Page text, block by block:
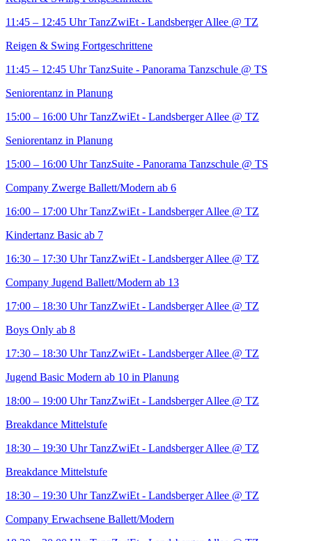
11:45 – 12:45 Uhr TanzZwiEt - Landsberger Allee @ TZ
Reigen & Swing Fortgeschrittene
11:45 – 12:45 Uhr TanzSuite - Panorama Tanzschule @ TS
Seniorentanz in Planung
15:00 – 16:00 Uhr TanzZwiEt - Landsberger Allee @ TZ
Seniorentanz in Planung
15:00 – 16:00 Uhr TanzSuite - Panorama Tanzschule @ TS
Company Zwerge Ballett/Modern ab 6
16:00 – 17:00 Uhr TanzZwiEt - Landsberger Allee @ TZ
Kindertanz Basic ab 7
16:30 – 17:30 Uhr TanzZwiEt - Landsberger Allee @ TZ
Company Jugend Ballett/Modern ab 13
17:00 – 18:30 Uhr TanzZwiEt - Landsberger Allee @ TZ
Boys Only ab 8
17:30 – 18:30 Uhr TanzZwiEt - Landsberger Allee @ TZ
Jugend Basic Modern ab 10 in Planung
18:00 – 19:00 Uhr TanzZwiEt - Landsberger Allee @ TZ
Breakdance Mittelstufe
18:30 – 19:30 Uhr TanzZwiEt - Landsberger Allee @ TZ
Breakdance Mittelstufe
18:30 – 19:30 Uhr TanzZwiEt - Landsberger Allee @ TZ
Company Erwachsene Ballett/Modern